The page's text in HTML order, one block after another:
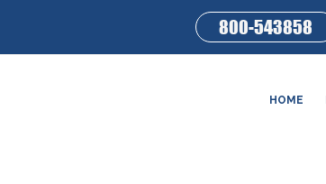
800-543858
HOME